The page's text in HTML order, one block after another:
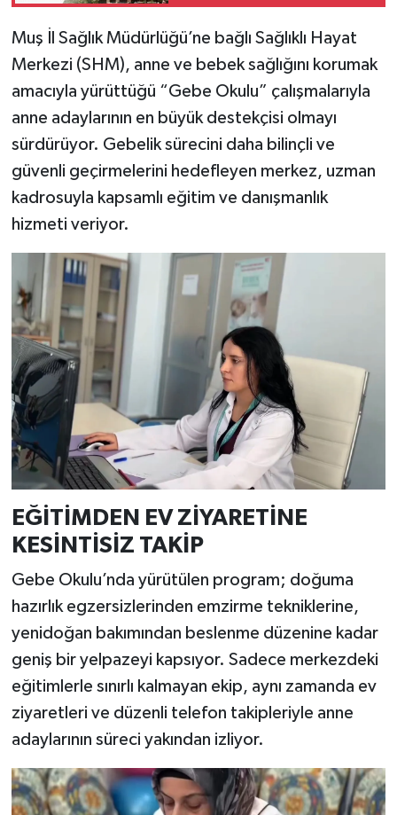
Muş İl Sağlık Müdürlüğü’ne bağlı Sağlıklı Hayat
Merkezi (SHM), anne ve bebek sağlığını korumak
amacıyla yürüttüğü “Gebe Okulu” çalışmalarıyla
anne adaylarının en büyük destekçisi olmayı
sürdürüyor. Gebelik sürecini daha bilinçli ve
güvenli geçirmelerini hedefleyen merkez, uzman
kadrosuyla kapsamlı eğitim ve danışmanlık
hizmeti veriyor.
EĞİTİMDEN EV ZİYARETİNE
KESİNTİSİZ TAKİP
Gebe Okulu’nda yürütülen program; doğuma
hazırlık egzersizlerinden emzirme tekniklerine,
yenidoğan bakımından beslenme düzenine kadar
geniş bir yelpazeyi kapsıyor. Sadece merkezdeki
eğitimlerle sınırlı kalmayan ekip, aynı zamanda ev
ziyaretleri ve düzenli telefon takipleriyle anne
adaylarının süreci yakından izliyor.